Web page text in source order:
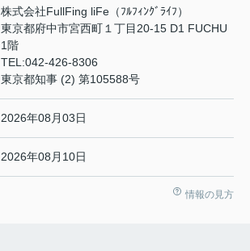
株式会社FullFing liFe（ﾌﾙﾌｨﾝｸﾞﾗｲﾌ）
東京都府中市宮西町１丁目20-15 D1 FUCHU
1階
TEL:042-426-8306
東京都知事 (2) 第105588号
2026年08月03日
2026年08月10日
情報の見方